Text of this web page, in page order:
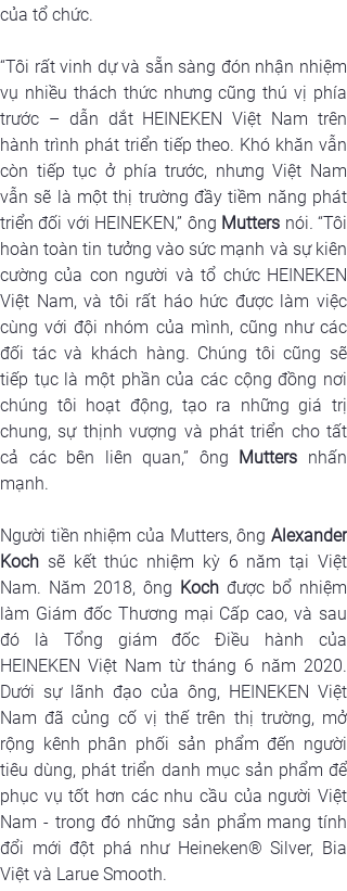
của tổ chức.
“Tôi rất vinh dự và sẵn sàng đón nhận nhiệm
vụ nhiều thách thức nhưng cũng thú vị phía
trước – dẫn dắt HEINEKEN Việt Nam trên
hành trình phát triển tiếp theo. Khó khăn vẫn
còn tiếp tục ở phía trước, nhưng Việt Nam
vẫn sẽ là một thị trường đầy tiềm năng phát
triển đối với HEINEKEN,” ông Mutters nói. “Tôi
hoàn toàn tin tưởng vào sức mạnh và sự kiên
cường của con người và tổ chức HEINEKEN
Việt Nam, và tôi rất háo hức được làm việc
cùng với đội nhóm của mình, cũng như các
đối tác và khách hàng. Chúng tôi cũng sẽ
tiếp tục là một phần của các cộng đồng nơi
chúng tôi hoạt động, tạo ra những giá trị
chung, sự thịnh vượng và phát triển cho tất
cả các bên liên quan,” ông Mutters nhấn
mạnh.
Người tiền nhiệm của Mutters, ông Alexander
Koch sẽ kết thúc nhiệm kỳ 6 năm tại Việt
Nam. Năm 2018, ông Koch được bổ nhiệm
làm Giám đốc Thương mại Cấp cao, và sau
đó là Tổng giám đốc Điều hành của
HEINEKEN Việt Nam từ tháng 6 năm 2020.
Dưới sự lãnh đạo của ông, HEINEKEN Việt
Nam đã củng cố vị thế trên thị trường, mở
rộng kênh phân phối sản phẩm đến người
tiêu dùng, phát triển danh mục sản phẩm để
phục vụ tốt hơn các nhu cầu của người Việt
Nam - trong đó những sản phẩm mang tính
đổi mới đột phá như Heineken® Silver, Bia
Việt và Larue Smooth.